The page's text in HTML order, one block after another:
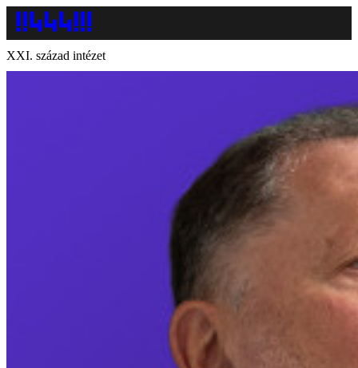
XXI. század intézet